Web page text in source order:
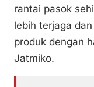
rantai pasok
lebih terjaga
produk dengan
Jatmiko.